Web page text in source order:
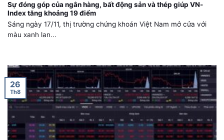
Sự đóng góp của ngân hàng, bất động sản và thép giúp VN-
Index tăng khoảng 19 điểm
Sáng ngày 17/11, thị trường chứng khoán Việt Nam mở cửa với
màu xanh lan...
26
Th8